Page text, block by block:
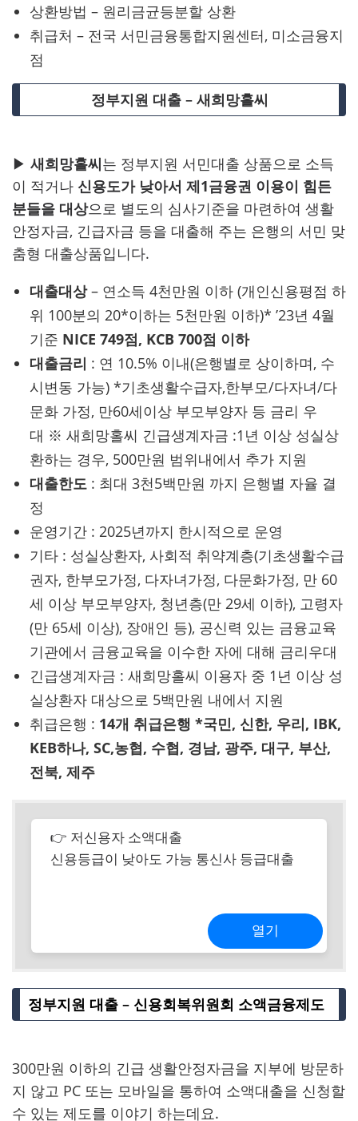
상환방법 – 원리금균등분할 상환
취급처 – 전국 서민금융통합지원센터, 미소금융지
점
정부지원 대출 – 새희망홀씨
▶ 새희망홀씨는 정부지원 서민대출 상품으로 소득
이 적거나 신용도가 낮아서 제1금융권 이용이 힘든
분들을 대상으로 별도의 심사기준을 마련하여 생활
안정자금, 긴급자금 등을 대출해 주는 은행의 서민 맞
춤형 대출상품입니다.
대출대상– 연소득 4천만원 이하 (개인신용평점 하
위 100분의 20*이하는 5천만원 이하)* ’23년 4월
기준 NICE 749점, KCB 700점 이하
대출금리 : 연 10.5% 이내(은행별로 상이하며, 수
시변동 가능) *기초생활수급자,한부모/다자녀/다
문화 가정, 만60세이상 부모부양자 등 금리 우
대 ※ 새희망홀씨 긴급생계자금 :1년 이상 성실상
환하는 경우, 500만원 범위내에서 추가 지원
대출한도: 최대 3천5백만원 까지 은행별 자율 결
정
운영기간 : 2025년까지 한시적으로 운영
기타 : 성실상환자, 사회적 취약계층(기초생활수급
권자, 한부모가정, 다자녀가정, 다문화가정, 만 60
세 이상 부모부양자, 청년층(만 29세 이하), 고령자
(만 65세 이상), 장애인 등), 공신력 있는 금융교육
기관에서 금융교육을 이수한 자에 대해 금리우대
긴급생계자금 : 새희망홀씨 이용자 중 1년 이상 성
실상환자 대상으로 5백만원 내에서 지원
취급은행 : 14개 취급은행 *국민, 신한, 우리, IBK,
KEB하나, SC,농협, 수협, 경남, 광주, 대구, 부산,
전북, 제주
👉 저신용자 소액대출
신용등급이 낮아도 가능 통신사 등급대출
열기
정부지원 대출 – 신용회복위원회 소액금융제도
300만원 이하의 긴급 생활안정자금을 지부에 방문하
지 않고 PC 또는 모바일을 통하여 소액대출을 신청할
수 있는 제도를 이야기 하는데요.